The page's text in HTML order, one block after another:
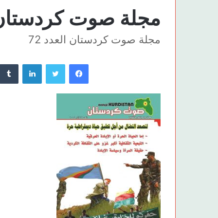
مجلة صوت كردستان
مجلة صوت كردستان العدد 72
فيسبوك تويتر لينكدإن